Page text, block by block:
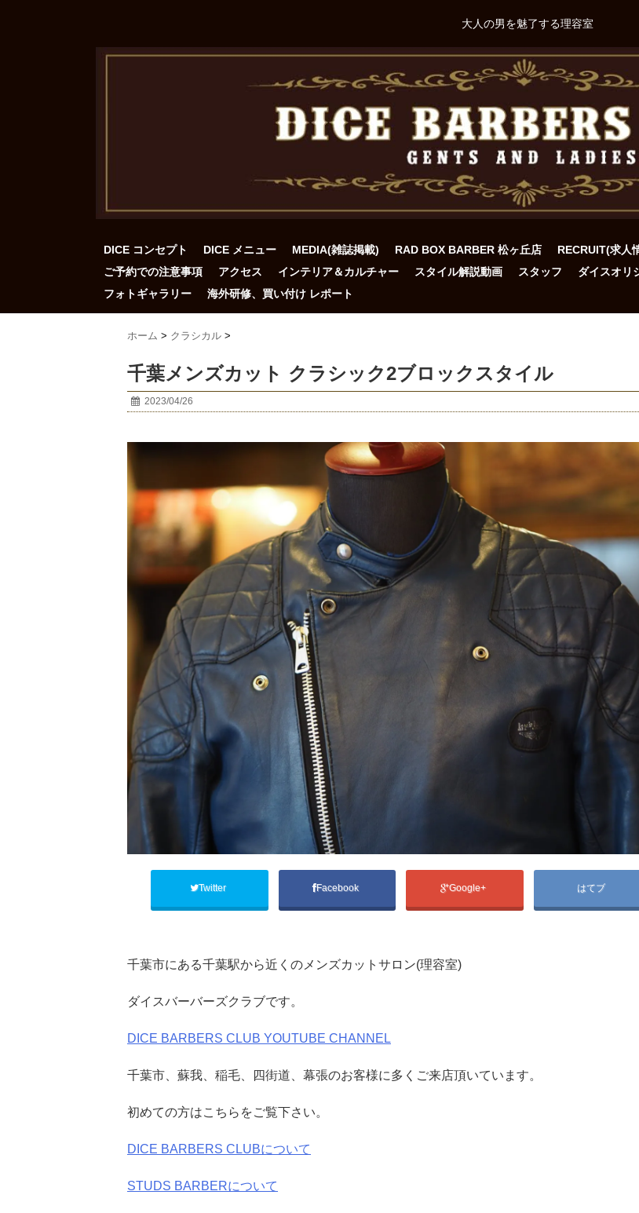
大人の男を魅了する理容室
DICE コンセプト DICE メニュー MEDIA(雑誌掲載) RAD BOX BARBER 松ヶ丘店 RECRUIT(求人
ご予約での注意事項
アクセス インテリア＆カルチャー スタイル解説動画 スタッフ ダイスオリ
フォトギャラリー
海外研修、買い付け レポート
ホーム > クラシカル >
千葉メンズカット クラシック2ブロックスタイル
2023/04/26
Twitter Facebook Google+ はてブ
千葉市にある千葉駅から近くのメンズカットサロン(理容室)
ダイスバーバーズクラブです。
DICE BARBERS CLUB YOUTUBE CHANNEL
千葉市、蘇我、稲毛、四街道、幕張のお客様に多くご来店頂いています。
初めての方はこちらをご覧下さい。
DICE BARBERS CLUBについて
STUDS BARBERについて